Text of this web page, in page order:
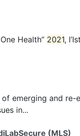
Health” 2021,
emerging and re-
in...
(MLS)